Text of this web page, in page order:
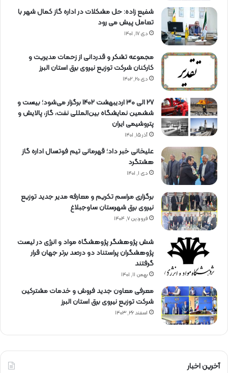
شفیع زاده: حل مشکلات در اداره گاز کمال شهر با
تعامل پیش می رود
دی ۱۷, ۱۴۰۱
مجموعه تشکر و قدردانی از زحمات مدیریت و
کارکنان شرکت توزیع نیروی برق استان البرز
دی ۲۰, ۱۴۰۲
27 الی 30 اردیبهشت 1402 برگزار می‌شود؛ بیست و
ششمین نمایشگاه بین‌المللی نفت، گاز، پالایش و
پتروشیمی ایران
آذر ۱۵, ۱۴۰۱
علیخانی خبر داد؛ قهرمانی تیم فوتسال اداره گاز
هشتگرد
دی ۱, ۱۴۰۱
برگزاری مراسم تكریم و معارفه مدیر جدید توزیع
نیروی برق شهرستان ساوجبلاغ
فروردین ۷, ۱۴۰۴
شش پژوهشگر پژوهشگاه مواد و انرژی در لیست
پژوهشگران پراستناد دو درصد برتر جهان قرار
گرفتند
بهمن ۱۱, ۱۴۰۱
معرفی معاون جدید فروش و خدمات مشتركین
شركت توزیع نیروی برق استان البرز
اسفند ۲۶, ۱۴۰۳
آخرین اخبار